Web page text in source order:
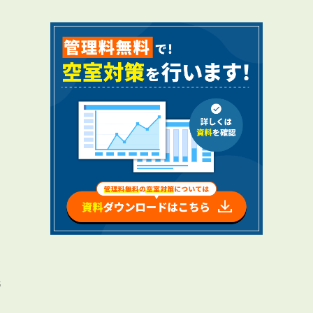
RENTALアブレイズの賃貸管理
管理料無料について
４つの強み
報酬と独自の保証内容
手続きの流れ
賃料査定について